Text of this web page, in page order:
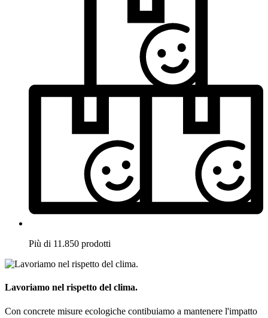
Più di 11.850 prodotti
Lavoriamo nel rispetto del clima.
Con concrete misure ecologiche contibuiamo a mantenere l'impatto